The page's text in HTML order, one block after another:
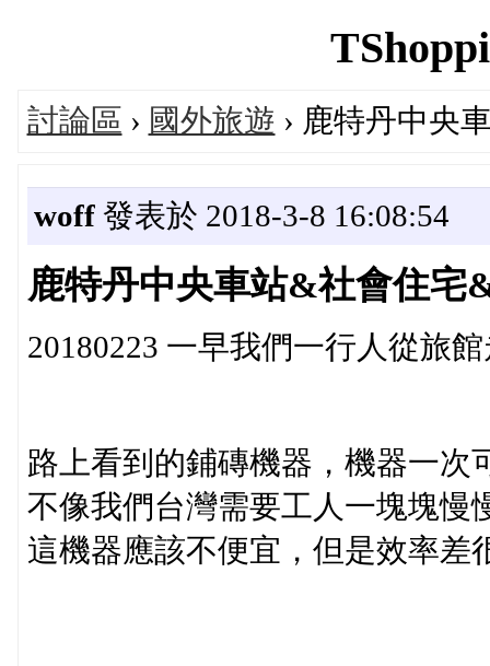
討論區 › 國外旅遊 › 鹿特丹中央
woff發表於 2018-3-8 16:08:54
鹿特丹中央車站&社會住宅
20180223 一早我們一行人從旅
路上看到的鋪磚機器，機器一次
不像我們台灣需要工人一塊塊慢
這機器應該不便宜，但是效率差